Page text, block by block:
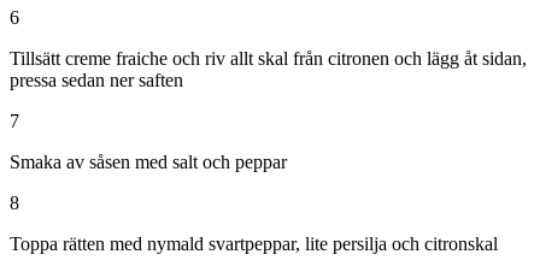
6
Tillsätt creme fraiche och riv allt skal från citronen och lägg åt sidan,
pressa sedan ner saften
7
Smaka av såsen med salt och peppar
8
Toppa rätten med nymald svartpeppar, lite persilja och citronskal